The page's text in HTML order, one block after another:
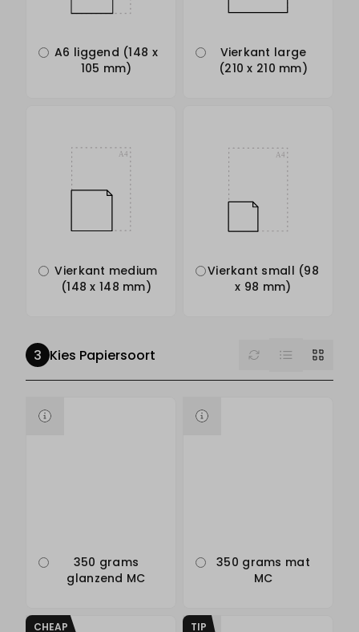
A6 liggend (148 x
105 mm)
Vierkant large
(210 x 210 mm)
Vierkant medium
(148 x 148 mm)
Vierkant small (98
x 98 mm)
Kies Papiersoort Reset List Grid
350 grams
glanzend MC
350 grams mat
MC
CHEAP TIP